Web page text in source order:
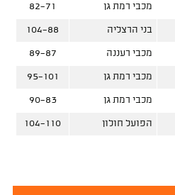
מכבי רמת גן
82-71
בני הרצליה
104-88
מכבי רעננה
89-87
מכבי רמת גן
95-101
מכבי רמת גן
90-83
הפועל חולון 104-110